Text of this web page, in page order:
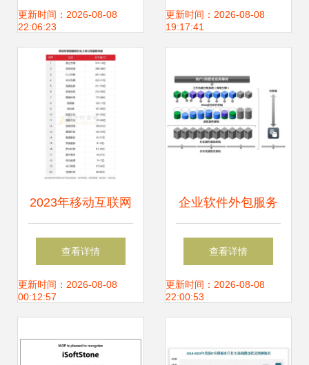
卖递送与食品互联
网销售，探索软件
外包服务
更新时间：2026-08-08
22:06:23
景与亿级数据的新
软件外包服务中突
围？
更新时间：2026-08-08
19:17:41
2023年移动互联网
服务行业全景透视
33家上市公司核心
查看详情
更新时间：2026-08-08
00:12:57
企业软件外包服务
口碑与价格指南，
以及互联网数据服
查看详情
更新时间：2026-08-08
22:00:53